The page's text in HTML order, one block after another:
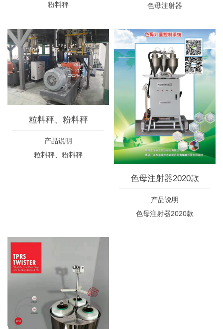
粉料秤
色母注射器
粒料秤、粉料秤
产品说明
粒料秤、粉料秤
色母注射器2020款
产品说明
色母注射器2020款